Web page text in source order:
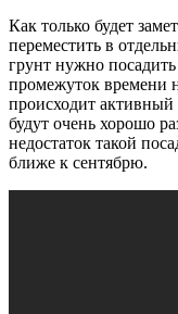
Как только будет
переместить в
грунт нужно
промежуток времени
происходит активный
будут очень хорошо
недостаток такой
ближе к сентябрю.